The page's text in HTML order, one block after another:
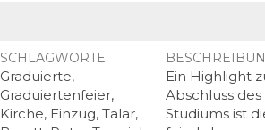
SCHLAGWORTE
Graduierte,
Graduiertenfeier,
Kirche, Einzug, Talar,
Ein Highlight
Abschluss des
Studiums ist